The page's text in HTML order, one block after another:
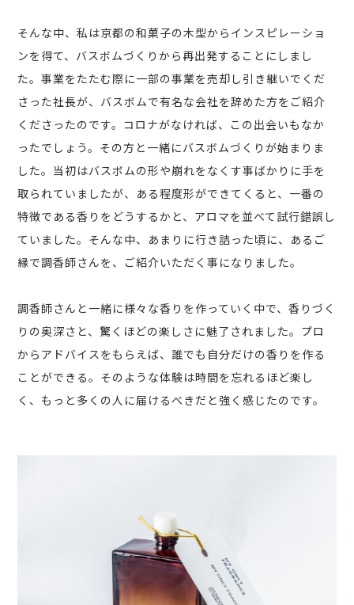
そんな中、私は京都の和菓子の木型からインスピレーショ
ンを得て、バスボムづくりから再出発することにしまし
た。事業をたたむ際に一部の事業を売却し引き継いでくだ
さった社長が、バスボムで有名な会社を辞めた方をご紹介
くださったのです。コロナがなければ、この出会いもなか
ったでしょう。その方と一緒にバスボムづくりが始まりま
した。当初はバスボムの形や崩れをなくす事ばかりに手を
取られていましたが、ある程度形ができてくると、一番の
特徴である香りをどうするかと、アロマを並べて試行錯誤し
ていました。そんな中、あまりに行き詰った頃に、あるご
縁で調香師さんを、ご紹介いただく事になりました。
調香師さんと一緒に様々な香りを作っていく中で、香りづく
りの奥深さと、驚くほどの楽しさに魅了されました。プロ
からアドバイスをもらえば、誰でも自分だけの香りを作る
ことができる。そのような体験は時間を忘れるほど楽し
く、もっと多くの人に届けるべきだと強く感じたのです。